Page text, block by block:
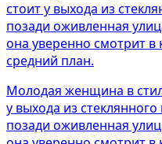
Молодая женщина в
у выхода из
позади оживленная